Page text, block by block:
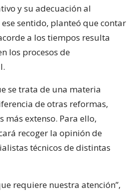
y su adecuación al
sentido, planteó que contar
a los tiempos resulta
los procesos de
se trata de una materia
de otras reformas,
extenso. Para ello,
recoger la opinión de
técnicos de distintas
requiere nuestra atención”,